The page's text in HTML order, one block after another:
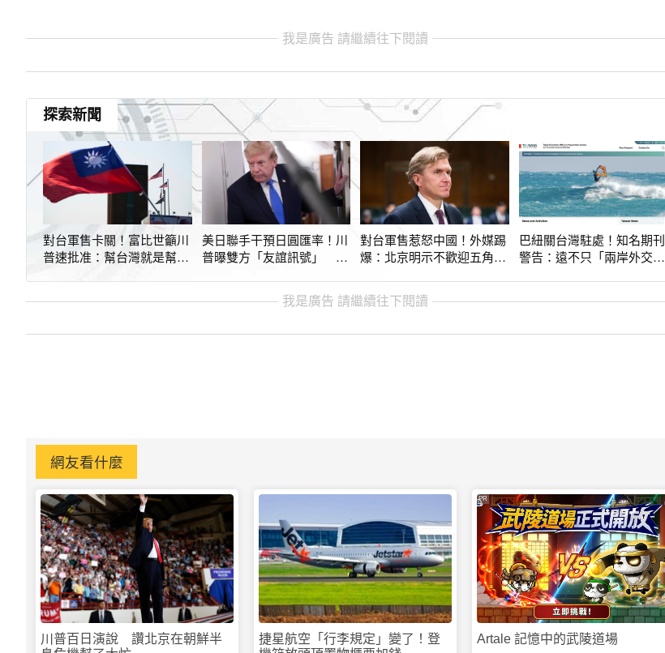
我是廣告 請繼續往下閱讀
探索新聞
對台軍售卡關！富比世籲川
普速批准：幫台灣就是幫美
美日聯手干預日圓匯率！川
普曝雙方「友誼訊號」 又
對台軍售惹怒中國！外媒踢
爆：北京明示不歡迎五角大
巴紐關台灣駐處！知名期刊
警告：遠不只「兩岸外交問
我是廣告 請繼續往下閱讀
網友看什麼
川普百日演說 讚北京在朝鮮半
捷星航空「行李規定」變了！登
Artale 記憶中的武陵道場
PR